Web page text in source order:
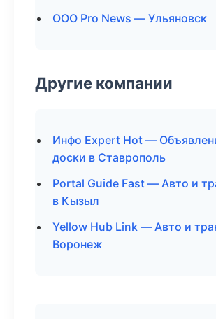
ООО Pro News — Ульяновск
Другие компании
Инфо Expert Hot —
доски в Ставрополь
Portal Guide Fast — Авто и
в Кызыл
Yellow Hub Link — Авто и
Воронеж